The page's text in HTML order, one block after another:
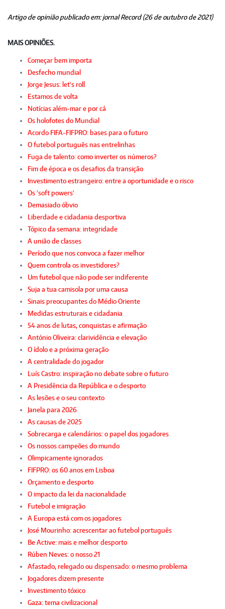
Artigo de opinião publicado em: jornal Record (26 de outubro de 2021)
MAIS OPINIÕES.
Começar bem importa
Desfecho mundial
Jorge Jesus: let's roll
Estamos de volta
Notícias além-mar e por cá
Os holofotes do Mundial
Acordo FIFA-FIFPRO: bases para o futuro
O futebol português nas entrelinhas
Fuga de talento: como inverter os números?
Fim de época e os desafios da transição
Investimento estrangeiro: entre a oportunidade e o risco
Os 'soft powers'
Demasiado óbvio
Liberdade e cidadania desportiva
Tópico da semana: integridade
A união de classes
Período que nos convoca a fazer melhor
Quem controla os investidores?
Um futebol que não pode ser indiferente
Suja a tua camisola por uma causa
Sinais preocupantes do Médio Oriente
Medidas estruturais e cidadania
54 anos de lutas, conquistas e afirmação
António Oliveira: clarividência e elevação
O ídolo e a próxima geração
A centralidade do jogador
Luís Castro: inspiração no debate sobre o futuro
A Presidência da República e o desporto
As lesões e o seu contexto
Janela para 2026
As causas de 2025
Sobrecarga e calendários: o papel dos jogadores
Os nossos campeões do mundo
Olimpicamente ignorados
FIFPRO: os 60 anos em Lisboa
Orçamento e desporto
O impacto da lei da nacionalidade
Futebol e imigração
A Europa está com os jogadores
José Mourinho: acrescentar ao futebol português
Be Active: mais e melhor desporto
Rúben Neves: o nosso 21
Afastado, relegado ou dispensado: o mesmo problema
Jogadores dizem presente
Investimento tóxico
Gaza: tema civilizacional